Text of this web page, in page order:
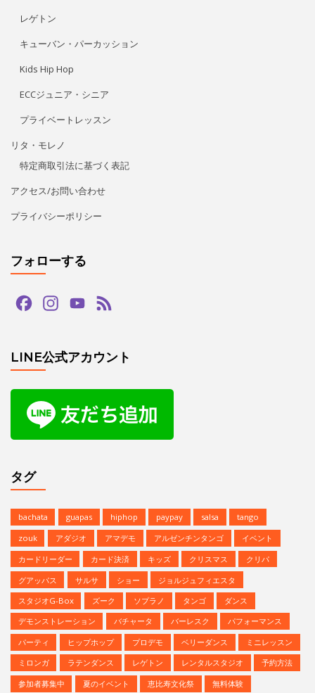
レゲトン
キューバン・パーカッション
Kids Hip Hop
ECCジュニア・シニア
プライベートレッスン
リタ・モレノ
特定商取引法に基づく表記
アクセス/お問い合わせ
プライバシーポリシー
フォローする
FacebookInstagramYouTube
LINE公式アカウント
タグ
bachata guapas hiphop paypay salsa
tango
zouk
アダジオ アマデモ アルゼンチンタンゴ
イベント
カードリーダー
カード決済 キッズ クリスマス
クリパ
グアッパス
サルサ ショー
ジョルジュフィエスタ
スタジオG-Box
ズーク ソプラノ タンゴ
ダンス
デモンストレーション
バチャータ バーレスク
パフォーマンス
パーティ
ヒップホップ プロデモ ベリーダンス
ミニレッスン
ミロンガ
ラテンダンス レゲトン レンタルスタジオ
予約方法
参加者募集中
夏のイベント 恵比寿文化祭 無料体験